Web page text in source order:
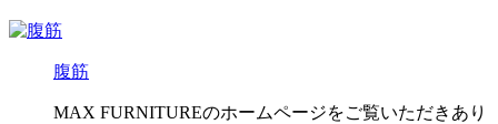
腹筋
MAX FURNITUREのホームページをご覧いただきあり